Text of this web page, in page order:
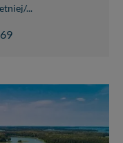
...
nie możemy tego
Mazur na